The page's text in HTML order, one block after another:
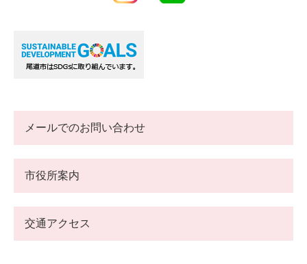
メールでのお問い合わせ
市役所案内
交通アクセス